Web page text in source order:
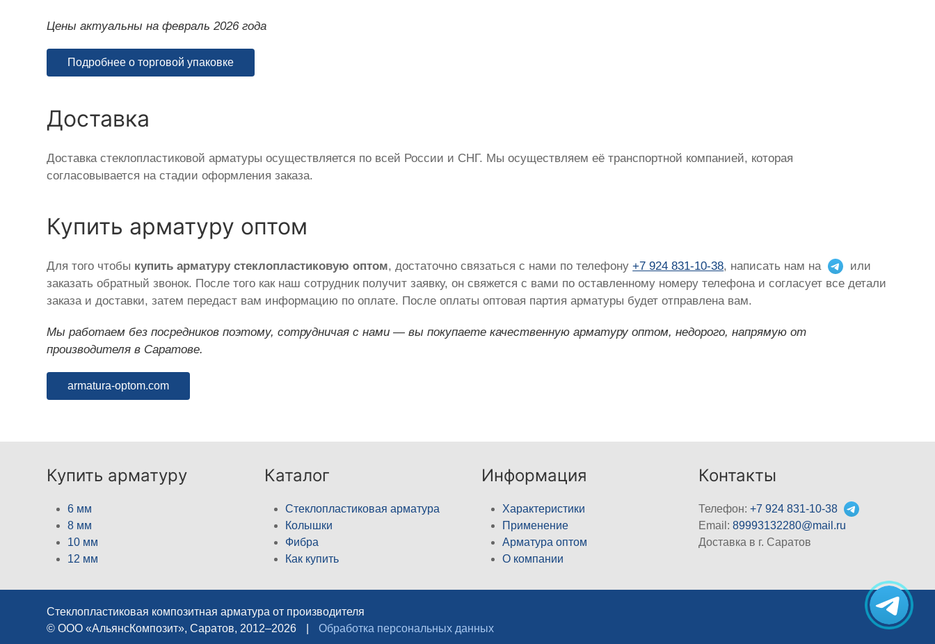
Цены актуальны на февраль 2026 года
Подробнее о торговой упаковке
Доставка
Доставка стеклопластиковой арматуры осуществляется по всей России и СНГ. Мы осуществляем её транспортной компанией, которая
согласовывается на стадии оформления заказа.
Купить арматуру оптом
Для того чтобы купить арматуру стеклопластиковую оптом, достаточно связаться с нами по телефону+7 924 831-10-38, написать нам на
или
заказать обратный звонок. После того как наш сотрудник получит заявку, он свяжется с вами по оставленному номеру телефона и согласует все детали
заказа и доставки, затем передаст вам информацию по оплате. После оплаты оптовая партия арматуры будет отправлена вам.
Мы работаем без посредников поэтому, сотрудничая с нами — вы покупаете качественную арматуру оптом, недорого, напрямую от
производителя в Саратове.
armatura-optom.com
Купить арматуру
6 мм
8 мм
10 мм
12 мм
Каталог
Стеклопластиковая арматура
Колышки
Фибра
Как купить
Информация
Характеристики
Применение
Арматура оптом
О компании
Контакты
Телефон:+7 924 831-10-38
Email:89993132280@mail.ru
Доставка в г. Саратов
Стеклопластиковая композитная арматура от производителя
© ООО «АльянсКомпозит», Саратов, 2012–2026
Обработка персональных данных